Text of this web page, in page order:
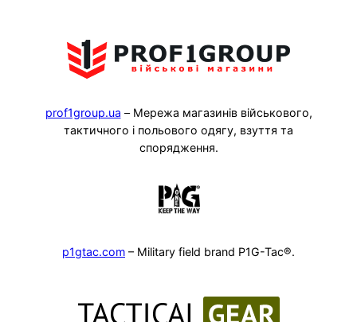
prof1group.ua – Мережа магазинів військового,
тактичного і польового одягу, взуття та
спорядження.
p1gtac.com – Military field brand P1G-Tac®.